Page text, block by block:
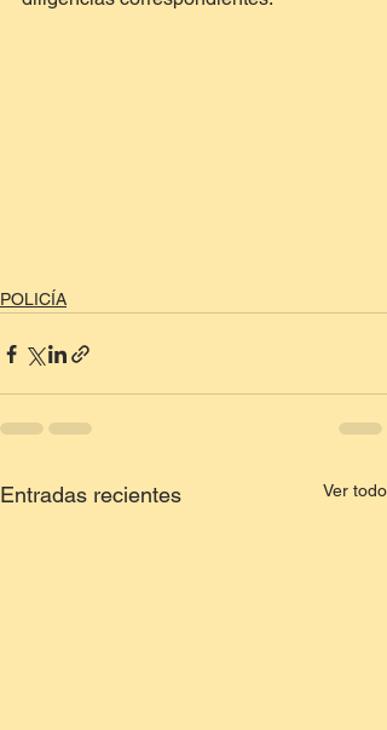
POLICÍA
Entradas recientes Ver todo